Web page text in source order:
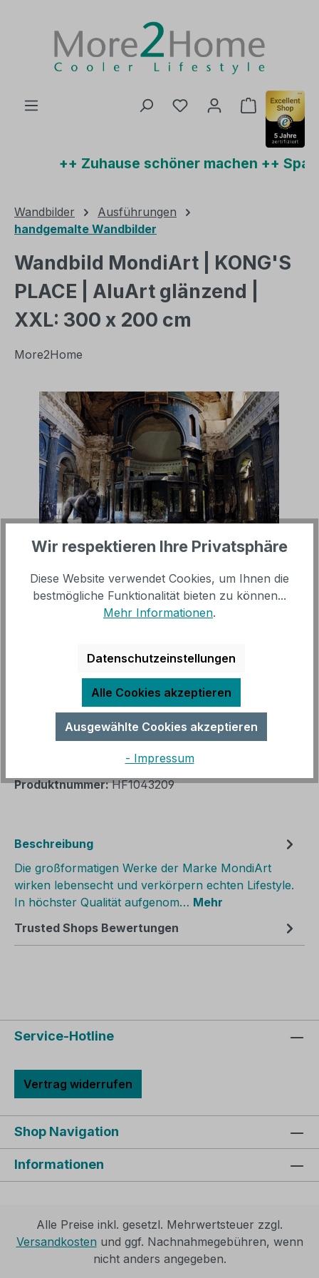
Du hast 0 Produkte
++ Zuhause schöner machen ++
Wandbilder
Ausführungen
handgemalte Wandbilder
Wandbild MondiArt | KONG'S
PLACE | AluArt glänzend |
XXL: 300 x 200 cm
More2Home
Verkaufspreis:
1.198,00 € % Regulärer Preis:
2.277,00 € (47.39% gespart)
Sofort verfügbar, Lieferzeit: 3 - 14 Werktage
Produkt Anzahl: Gib denIn den Warenkorb
Zum Merkzettel hinzufügen
Produktnummer:HF1043209
Beschreibung
Die großformatigen Werke der Marke MondiArt
wirken lebensecht und verkörpern echten Lifestyle.
In höchster Qualität aufgenom… Mehr
Trusted Shops Bewertungen
Service-Hotline
Vertrag widerrufen
Shop Navigation
Informationen
Alle Preise inkl. gesetzl. Mehrwertsteuer zzgl.
Versandkosten und ggf. Nachnahmegebühren, wenn
nicht anders angegeben.
Wir respektieren Ihre Privatsphäre
Diese Website verwendet Cookies, um Ihnen die
bestmögliche Funktionalität bieten zu können...
Mehr Informationen.
Datenschutzeinstellungen
Alle Cookies akzeptieren
Ausgewählte Cookies akzeptieren
- Impressum